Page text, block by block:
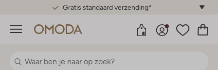
Gratis standaard verzending*
Menu